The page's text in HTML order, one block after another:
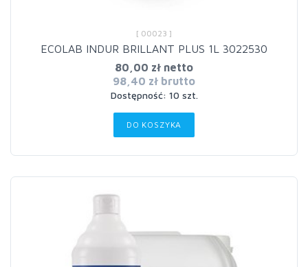
[ 00023 ]
ECOLAB INDUR BRILLANT PLUS 1L 3022530
80,00 zł netto
98,40 zł brutto
Dostępność: 10 szt.
DO KOSZYKA